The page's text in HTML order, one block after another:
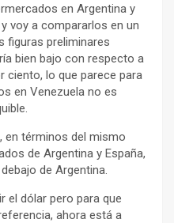
en Argentina y
voy a compararlos en un
figuras preliminares
bien bajo con respecto a
ciento, lo que parece para
en Venezuela no es
en términos del mismo
de Argentina y España,
de Argentina.
el dólar pero para que
ahora está a